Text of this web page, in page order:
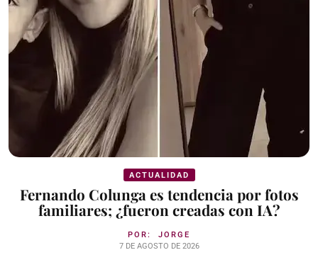
ACTUALIDAD
Fernando Colunga es tendencia por fotos
familiares; ¿fueron creadas con IA?
POR: JORGE
7 DE AGOSTO DE 2026